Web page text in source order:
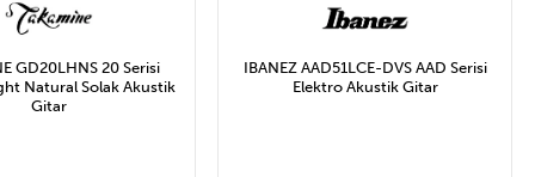
GD20LHNS 20 Serisi
Natural Solak Akustik
Gitar
IBANEZ AAD51LCE-DVS AAD Serisi
Elektro Akustik Gitar